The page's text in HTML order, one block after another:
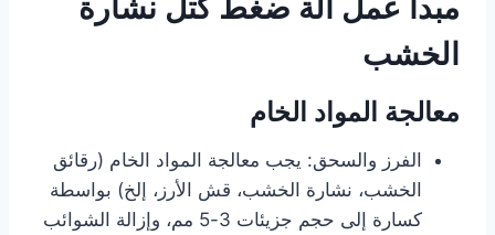
مبدأ عمل آلة ضغط كتل نشارة
الخشب
معالجة المواد الخام
الفرز والسحق: يجب معالجة المواد الخام (رقائق
الخشب، نشارة الخشب، قش الأرز، إلخ) بواسطة
كسارة إلى حجم جزيئات 3-5 مم، وإزالة الشوائب